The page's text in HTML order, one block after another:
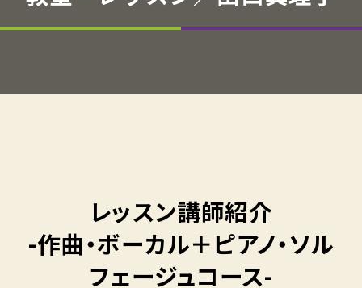
レッスン講師紹介
-作曲・ボーカル＋ピアノ・ソル
フェージュコース-